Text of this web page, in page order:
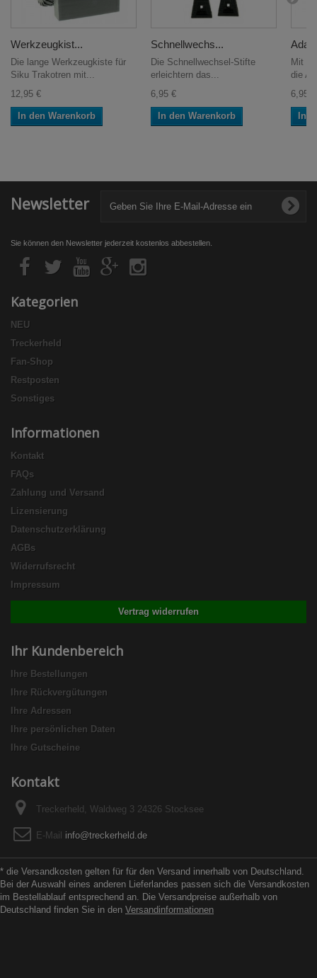
Werkzeugkist...
Die lange Werkzeugkiste für
Siku Trakotren mit...
12,95 €
In den Warenkorb
Schnellwechs...
Die Schnellwechsel-Stifte
erleichtern das...
6,95 €
In den Warenkorb
Mit
die
6,95 €
In
Newsletter
Sie können den Newsletter jederzeit kostenlos abbestellen.
Kategorien
NEU
Treckerheld
Fan-Shop
Restposten
Sonstiges
Informationen
Kontakt
FAQs
Zahlung und Versand
Lizensierung
Datenschutzerklärung
AGBs
Widerrufsrecht
Impressum
Vertrag widerrufen
Ihr Kundenbereich
Ihre Bestellungen
Ihre Rückvergütungen
Ihre Adressen
Ihre persönlichen Daten
Ihre Gutscheine
Kontakt
Treckerheld, Waldweg 3 24326 Stocksee
E-Mail info@treckerheld.de
* die Versandkosten gelten für für den Versand innerhalb von Deutschland.
Bei der Auswahl eines anderen Lieferlandes passen sich die Versandkosten
im Bestellablauf entsprechend an. Die Versandpreise außerhalb von
Deutschland finden Sie in den Versandinformationen